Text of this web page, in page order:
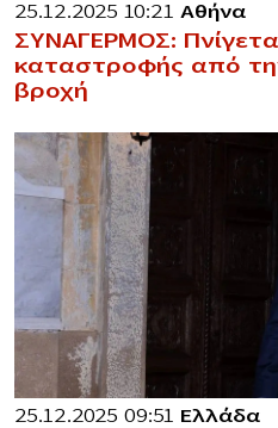
25.12.2025 10:21 Αθήνα
ΣΥΝΑΓΕΡΜΟΣ:
καταστροφής από
βροχή
25.12.2025 09:51 Ελλάδα